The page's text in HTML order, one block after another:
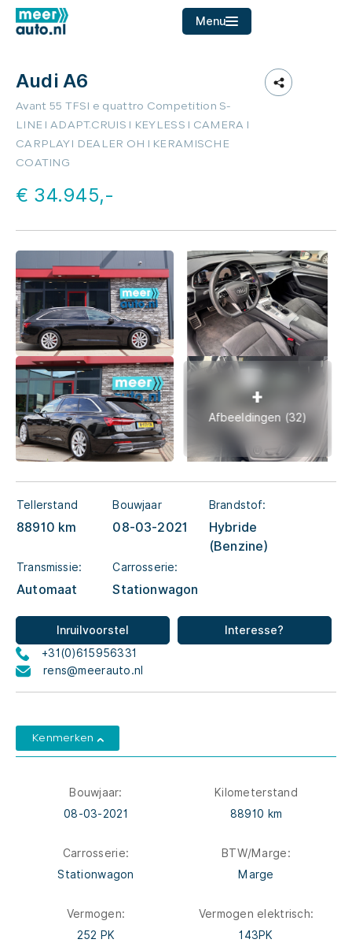
Menu
Aanbod
Contact
Audi A6
Avant 55 TFSI e quattro Competition S-
LINE l ADAPT.CRUIS l KEYLESS l CAMERA l
CARPLAY l DEALER OH l KERAMISCHE
COATING
€ 34.945,-
Afbeeldingen (32)
Tellerstand
88910 km
Bouwjaar
08-03-2021
Brandstof:
Hybride
(Benzine)
Transmissie:
Automaat
Carrosserie:
Stationwagon
Inruilvoorstel
Interesse?
+31(0)615956331
rens@meerauto.nl
Kenmerken
Bouwjaar:
08-03-2021
Kilometerstand
88910 km
Carrosserie:
Stationwagon
BTW/Marge:
Marge
Vermogen:
252 PK
Vermogen elektrisch:
143PK